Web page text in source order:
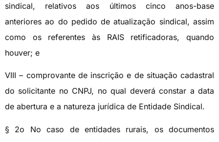
sindical, relativos aos últimos cinco anos-base
anteriores ao do pedido de atualização sindical, assim
como os referentes às RAIS retificadoras, quando
houver; e
VIII – comprovante de inscrição e de situação cadastral
do solicitante no CNPJ, no qual deverá constar a data
de abertura e a natureza jurídica de Entidade Sindical.
§ 2o No caso de entidades rurais, os documentos